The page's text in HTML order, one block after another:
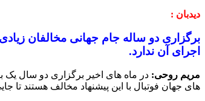
دیدبان :
برگزاری دو ساله جام جهانی مخالفان
اجرای آن ندارد.
مریم روحی: در ماه های اخیر برگزاری دو سال یک
های جهان فوتبال با این پیشنهاد مخالف هستند